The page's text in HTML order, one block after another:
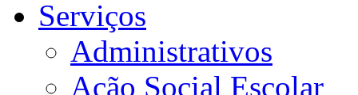
Serviços
Administrativos
Ação Social Escolar